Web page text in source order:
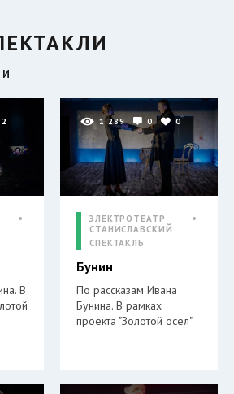
2
В
1 289 0 0
ЭЛЕКТРОТЕАТР
СТАНИСЛАВСКИЙ
СПЕКТАКЛЬ
Бунин
По рассказам Ивана
Бунина. В рамках
проекта "Золотой осел"